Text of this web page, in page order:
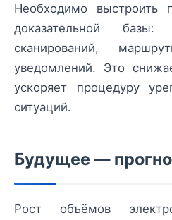
Необходимо выстроить
доказательной
сканирований,
уведомлений. Это
ускоряет процедуру
ситуаций.
Будущее —
Рост объёмов